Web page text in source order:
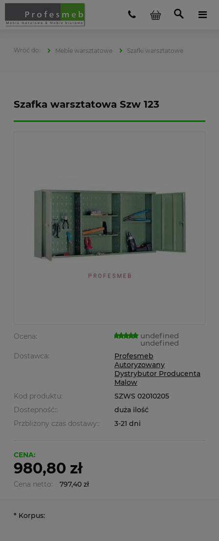
Meble warsztatowe Szafki warsztatowe
Szafka warsztatowa Szw 123
Ocena: undefined
undefined
Dostawca:
Profesmeb
Autoryzowany
Dystrybutor Producenta
Malow
Kod produktu:
SZWS 02010205
Dostepność::
duża ilość
Przbliżony czas dostawy::
3-21 dni
CENA:
980,80 zł
Cena netto: 797,40 zł
* Korpus: